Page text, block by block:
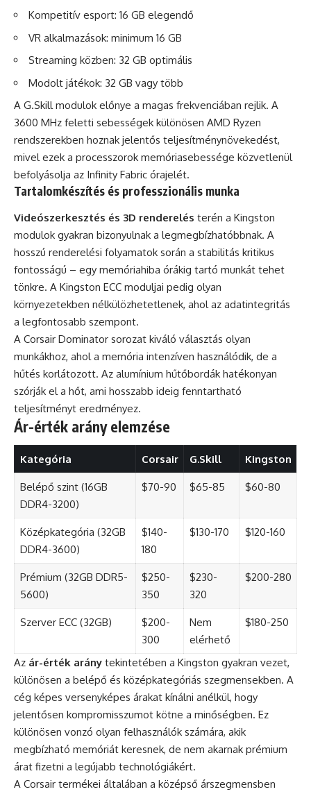
Kompetitív esport: 16 GB elegendő
VR alkalmazások: minimum 16 GB
Streaming közben: 32 GB optimális
Modolt játékok: 32 GB vagy több
A G.Skill modulok előnye a magas frekvenciában rejlik. A
3600 MHz feletti sebességek különösen AMD Ryzen
rendszerekben hoznak jelentős teljesítménynövekedést,
mivel ezek a processzorok memóriasebessége közvetlenül
befolyásolja az Infinity Fabric órajelét.
Tartalomkészítés és professzionális munka
Videószerkesztés és 3D renderelés terén a Kingston
modulok gyakran bizonyulnak a legmegbízhatóbbnak. A
hosszú renderelési folyamatok során a stabilitás kritikus
fontosságú – egy memóriahiba órákig tartó munkát tehet
tönkre. A Kingston ECC moduljai pedig olyan
környezetekben nélkülözhetetlenek, ahol az adatintegritás
a legfontosabb szempont.
A Corsair Dominator sorozat kiváló választás olyan
munkákhoz, ahol a memória intenzíven használódik, de a
hűtés korlátozott. Az alumínium hűtőbordák hatékonyan
szórják el a hőt, ami hosszabb ideig fenntartható
teljesítményt eredményez.
Ár-érték arány elemzése
Kategória Corsair G.Skill Kingston
Belépő szint (16GB
DDR4-3200)
$70-90 $65-85 $60-80
Középkategória (32GB
DDR4-3600)
$140-
180
$130-170 $120-160
Prémium (32GB DDR5-
5600)
$250-
350
$230-
320
$200-280
Szerver ECC (32GB)
$200-
300
Nem
elérhető
$180-250
Az ár-érték arány tekintetében a Kingston gyakran vezet,
különösen a belépő és középkategóriás szegmensekben. A
cég képes versenyképes árakat kínálni anélkül, hogy
jelentősen kompromisszumot kötne a minőségben. Ez
különösen vonzó olyan felhasználók számára, akik
megbízható memóriát keresnek, de nem akarnak prémium
árat fizetni a legújabb technológiákért.
A Corsair termékei általában a középső árszegmensben